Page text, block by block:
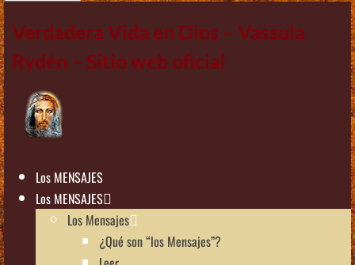
Verdadera Vida en Dios – Vassula
Rydén – Sitio web oficial
Los MENSAJES
Los MENSAJES
Los Mensajes
¿Qué son “los Mensajes”?